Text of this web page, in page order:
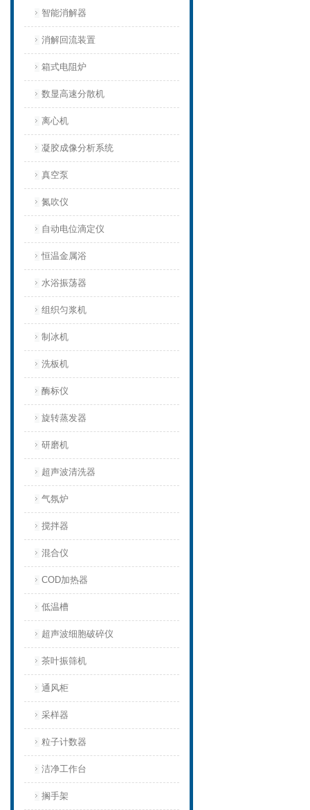
智能消解器
消解回流装置
箱式电阻炉
数显高速分散机
离心机
凝胶成像分析系统
真空泵
氮吹仪
自动电位滴定仪
恒温金属浴
水浴振荡器
组织匀浆机
制冰机
洗板机
酶标仪
旋转蒸发器
研磨机
超声波清洗器
气氛炉
搅拌器
混合仪
COD加热器
低温槽
超声波细胞破碎仪
茶叶振筛机
通风柜
采样器
粒子计数器
洁净工作台
搁手架